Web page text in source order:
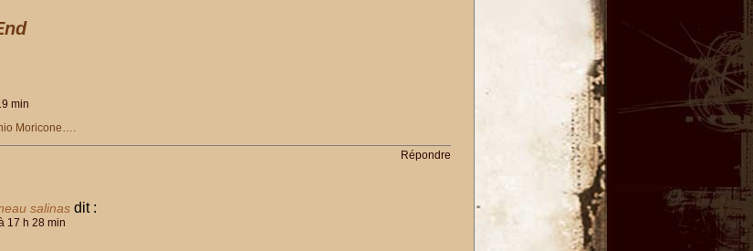
min
Moricone….
Répondre
salinas dit :
17 h 28 min